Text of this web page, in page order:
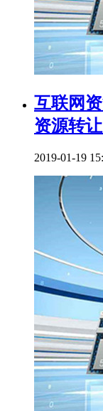
互联网
资源转
2019-01-19